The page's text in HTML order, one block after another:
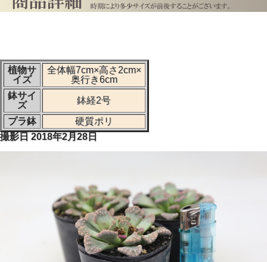
植物サ
イズ
全体幅7cm×高さ2cm×
奥行き6cm
鉢サイ
ズ
鉢経2号
プラ鉢
硬質ポリ
撮影日 2018年2月28日